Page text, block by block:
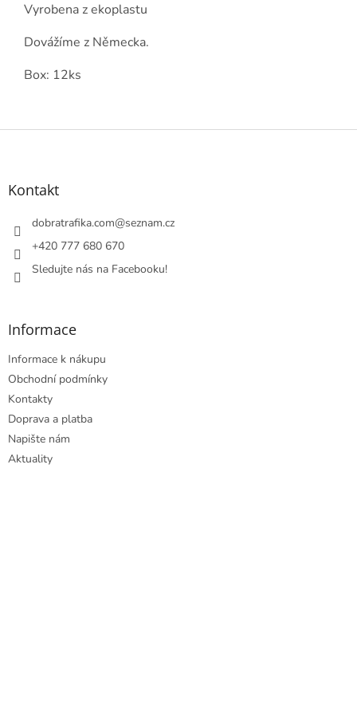
Vyrobena z ekoplastu
Dovážíme z Německa.
Box: 12ks
Z
Kontakt
dobratrafika.com@seznam.cz
+420 777 680 670
Sledujte nás na Facebooku!
Informace
Informace k nákupu
Obchodní podmínky
Kontakty
Doprava a platba
Napište nám
Aktuality